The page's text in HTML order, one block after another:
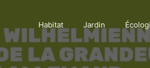
Habitat Jardin